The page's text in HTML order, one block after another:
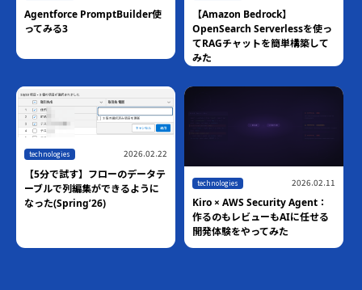
Agentforce PromptBuilder使
ってみる3
【Amazon Bedrock】
OpenSearch Serverlessを使っ
てRAGチャットを簡単構築して
みた
technologies 2026.02.22
【5分で試す】フローのデータテ
ーブルで列編集ができるように
なった(Spring’26)
technologies 2026.02.11
Kiro × AWS Security Agent：
作るのもレビューもAIに任せる
開発体験をやってみた